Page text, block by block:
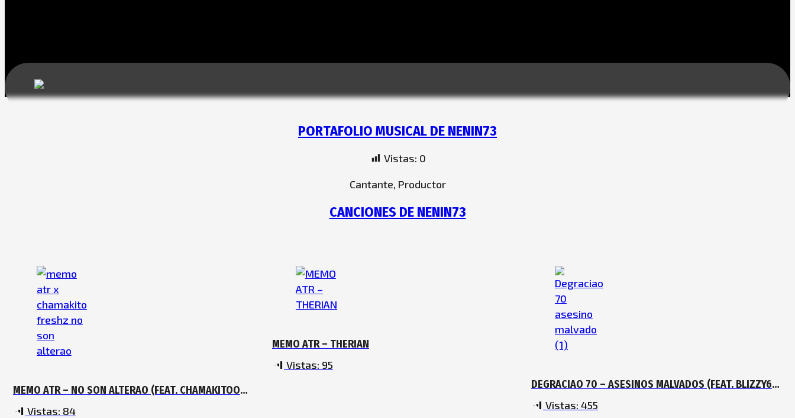
PORTAFOLIO MUSICAL DE NENIN73
Vistas: 0
Cantante, Productor
CANCIONES DE NENIN73
MEMO ATR – NO SON ALTERAO (FEAT. CHAMAKITOO
FREZH)
Vistas: 84
MEMO ATR – THERIAN
Vistas: 95
DEGRACIAO 70 – ASESINOS MALVADOS (FEAT. BLIZZY68,
OGJUNIOR, NEWGOD
Vistas: 455